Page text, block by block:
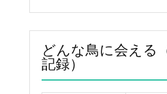
どんな鳥に会える
記録）